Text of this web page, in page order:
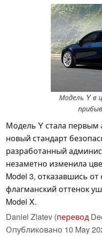
Модель Y в
Модель Y стала
новый стандарт
разработанный
незаметно изменила
Model 3, отказавшись
флагманский оттенок
Model X.
Daniel Zlatev (перевод
Опубликовано 10 May